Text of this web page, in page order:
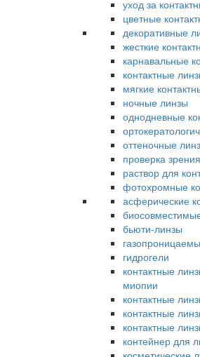
уход за
цветные
декоративные
жесткие
карнавальные
контактные
мягкие
ночные линзы
однодневные
оттеночные
проверка зрения
раствор для
фотохромные
асферические
бьюти-линзы
гидрогели
контактные
миопии
контактные
контактные
контактные
контейнер для